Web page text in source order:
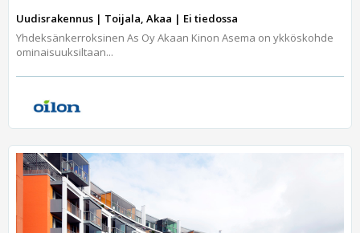
Uudisrakennus | Toijala, Akaa | Ei tiedossa
Yhdeksänkerroksinen As Oy Akaan Kinon Asema on ykköskohde
ominaisuuksiltaan...